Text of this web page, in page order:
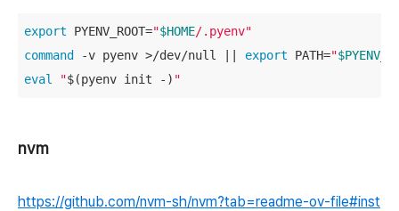
export PYENV_ROOT="$HOME/.pyenv"
command
-v pyenv >/dev/null || export PATH="
eval
"$(pyenv init -) "
nvm
https://github.com/nvm-sh/nvm?tab=readme-ov-file#inst